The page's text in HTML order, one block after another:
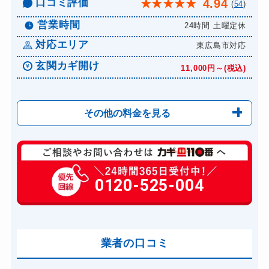
ドアノブカギ交換 11,000円～(税込)
口コミ評価 ★★★★★ 4.94 (54)
営業時間 24時間 土曜定休
対応エリア 東広島市対応
玄関カギ開け 11,000円～(税込)
その他の料金を見る
玄関カギ修理 6,600円～(税込)
玄関カギ作成 14,300円～(税込)
玄関カギ交換 14,300円～(税込)
バイクカギ開け
0120-525-004
業者の口コミ